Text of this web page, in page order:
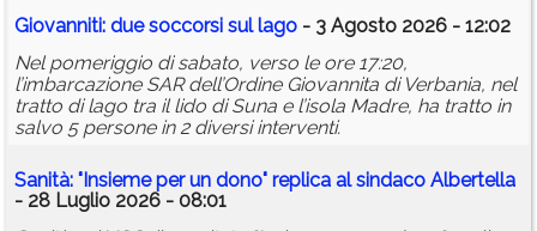
Giovanniti: due soccorsi sul lago - 3 Agosto 2026 - 12:02
Nel pomeriggio di sabato, verso le ore 17:20,
l’imbarcazione SAR dell’Ordine Giovannita di Verbania, nel
tratto di lago tra il lido di Suna e l’isola Madre, ha tratto in
salvo 5 persone in 2 diversi interventi.
Sanità: "Insieme per un dono" replica al sindaco Albertella
- 28 Luglio 2026 - 08:01